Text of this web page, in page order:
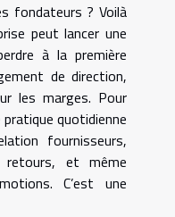
fondateurs ? Voilà
peut lancer une
à la première
de direction,
les marges. Pour
quotidienne
fournisseurs,
retours, et même
C’est une